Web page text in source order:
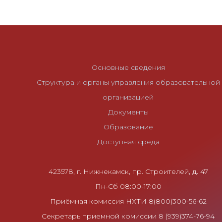
п
с
м
Основные сведения
Структура и органы управления образовательной
организацией
Документы
Образование
Доступная среда
423578, г. Нижнекамск, пр. Строителей, д. 47
Пн-Сб 08:00-17:00
Приёмная комиссия НХТИ 8(800)300-56-62
Секретарь приемной комиссии 8 (939)374-76-94